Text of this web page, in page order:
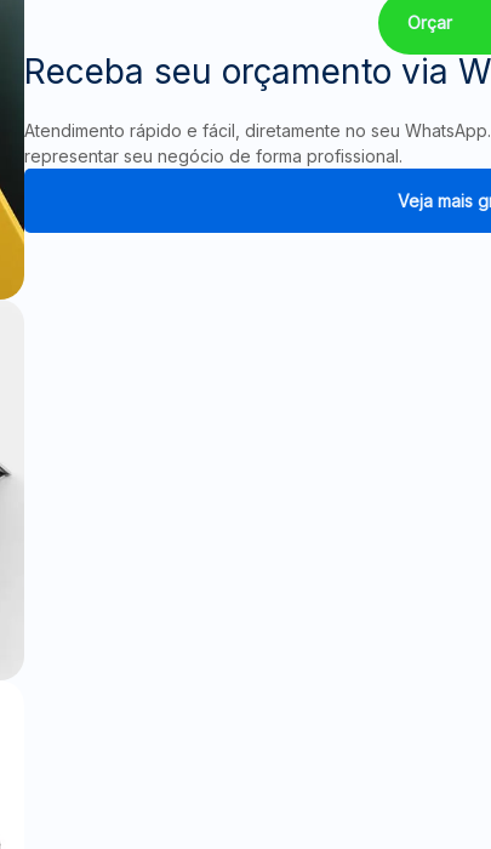
Orçar
Receba seu orçamento via
Atendimento rápido e fácil, diretamente no seu WhatsApp.
representar seu negócio de forma profissional.
Veja mais